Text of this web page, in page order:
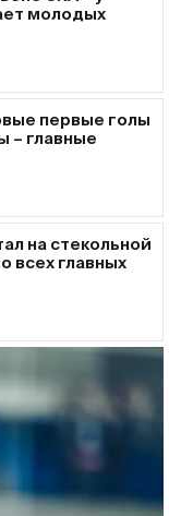
молодых
первые голы
– главные
на стекольной
всех главных